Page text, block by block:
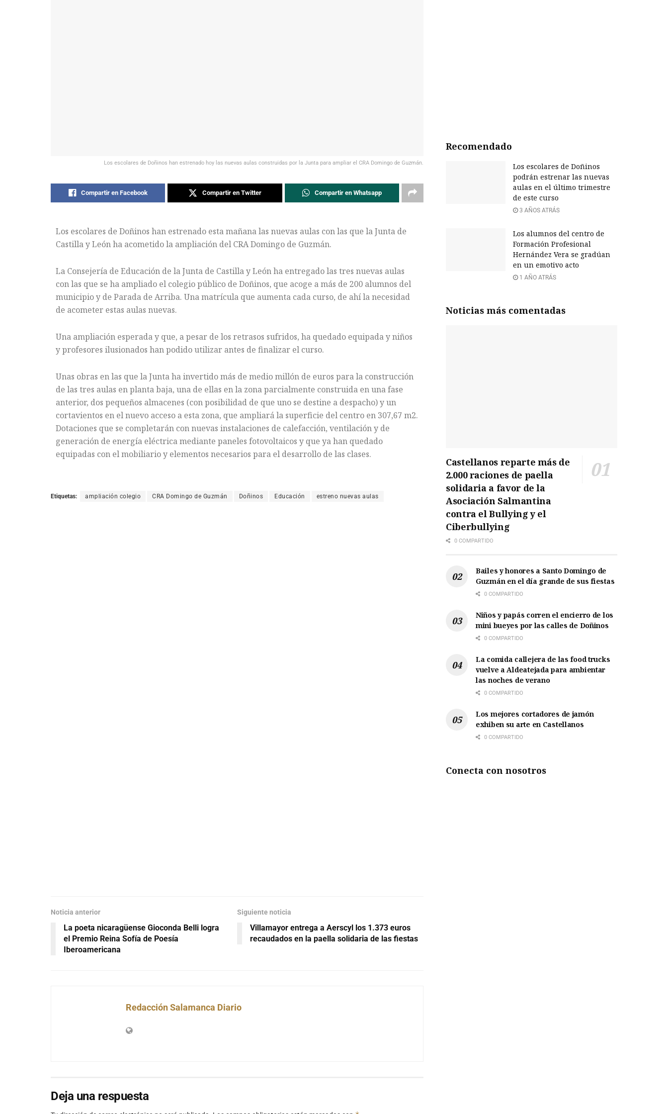
Los escolares de Doñinos han estrenado hoy las nuevas aulas construidas por la Junta para ampliar el CRA Domingo de Guzmán.
Compartir en Facebook Compartir en Twitter Compartir en Whatsapp
Los escolares de Doñinos han estrenado esta mañana las nuevas aulas con las que la Junta de
Castilla y León ha acometido la ampliación del CRA Domingo de Guzmán.
La Consejería de Educación de la Junta de Castilla y León ha entregado las tres nuevas aulas
con las que se ha ampliado el colegio público de Doñinos, que acoge a más de 200 alumnos del
municipio y de Parada de Arriba. Una matrícula que aumenta cada curso, de ahí la necesidad
de acometer estas aulas nuevas.
Una ampliación esperada y que, a pesar de los retrasos sufridos, ha quedado equipada y niños
y profesores ilusionados han podido utilizar antes de finalizar el curso.
Unas obras en las que la Junta ha invertido más de medio millón de euros para la construcción
de las tres aulas en planta baja, una de ellas en la zona parcialmente construida en una fase
anterior, dos pequeños almacenes (con posibilidad de que uno se destine a despacho) y un
cortavientos en el nuevo acceso a esta zona, que ampliará la superficie del centro en 307,67 m2.
Dotaciones que se completarán con nuevas instalaciones de calefacción, ventilación y de
generación de energía eléctrica mediante paneles fotovoltaicos y que ya han quedado
equipadas con el mobiliario y elementos necesarios para el desarrollo de las clases.
Etiquetas: ampliación colegio CRA Domingo de Guzmán Doñinos Educación estreno nuevas aulas
Noticia anterior
La poeta nicaragüense Gioconda Belli logra
el Premio Reina Sofía de Poesía
Iberoamericana
Siguiente noticia
Villamayor entrega a Aerscyl los 1.373 euros
recaudados en la paella solidaria de las fiestas
Redacción Salamanca Diario
Deja una respuesta
Recomendado
Los escolares de Doñinos
podrán estrenar las nuevas
aulas en el último trimestre
de este curso
3 AÑOS ATRÁS
Los alumnos del centro de
Formación Profesional
Hernández Vera se gradúan
en un emotivo acto
1 AÑO ATRÁS
Noticias más comentadas
Castellanos reparte más de
2.000 raciones de paella
solidaria a favor de la
Asociación Salmantina
contra el Bullying y el
Ciberbullying
0 COMPARTIDO
Bailes y honores a Santo Domingo de
Guzmán en el día grande de sus fiestas
0 COMPARTIDO
Niños y papás corren el encierro de los
mini bueyes por las calles de Doñinos
0 COMPARTIDO
La comida callejera de las food trucks
vuelve a Aldeatejada para ambientar
las noches de verano
0 COMPARTIDO
Los mejores cortadores de jamón
exhiben su arte en Castellanos
0 COMPARTIDO
Conecta con nosotros